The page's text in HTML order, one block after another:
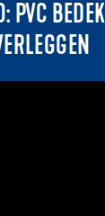
PVC